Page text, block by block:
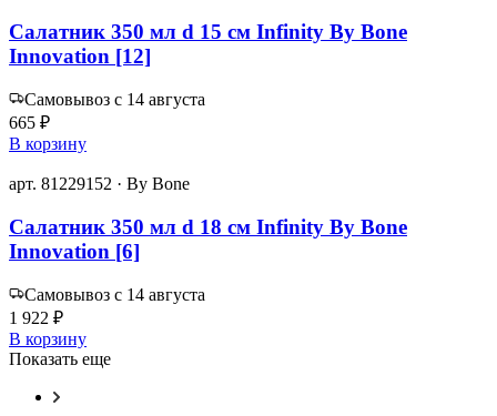
Салатник 350 мл d 15 см Infinity By Bone
Innovation [12]
Самовывоз с 14 августа
665 ₽
В корзину
арт. 81229152 · By Bone
Салатник 350 мл d 18 см Infinity By Bone
Innovation [6]
Самовывоз с 14 августа
1 922 ₽
В корзину
Показать еще